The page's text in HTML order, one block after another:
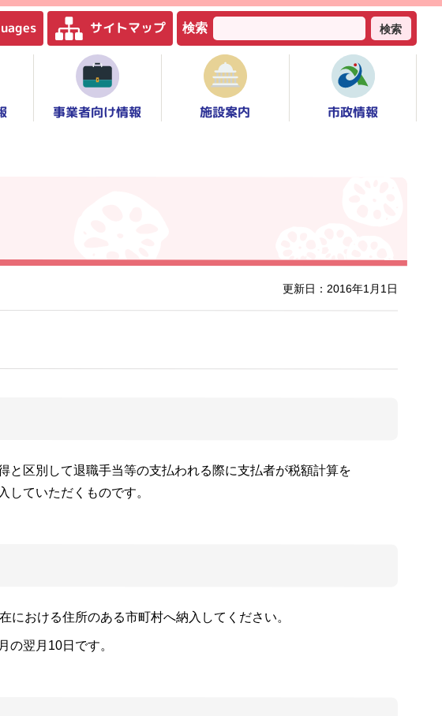
サイトマップ 検索 検索
事業者向け情報 施設案内 市政情報
更新日：2016年1月1日
区別して退職手当等の支払われる際に支払者が税額計算を
していただくものです。
おける住所のある市町村へ納入してください。
翌月10日です。